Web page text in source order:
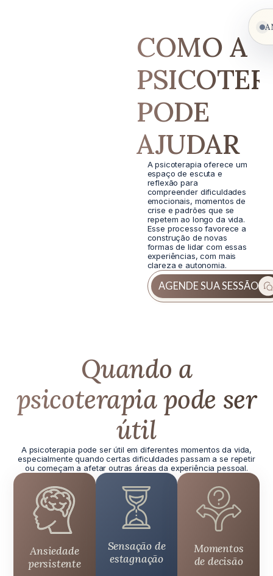
COMO A
PODE
AJUDAR
A psicoterapia oferece um
espaço de escuta e
reflexão para
compreender dificuldades
emocionais, momentos de
crise e padrões que se
repetem ao longo da vida.
Esse processo favorece a
construção de novas
formas de lidar com essas
experiências, com mais
clareza e autonomia.
AGENDE SUA SESSÃO
Quando a
psicoterapia pode ser
útil
A psicoterapia pode ser útil em diferentes momentos da vida,
especialmente quando certas dificuldades passam a se repetir
ou começam a afetar outras áreas da experiência pessoal.
Ansiedade
persistente
Sensação de
estagnação
Momentos
de decisão